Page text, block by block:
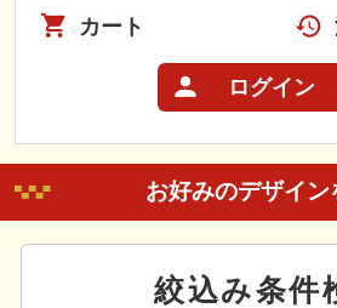
カート
ログイン
お好みのデザイン
絞込み条件